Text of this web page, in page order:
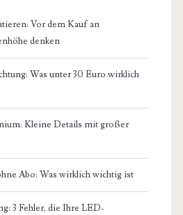
Vor dem Kauf an
denken
Was unter 30 Euro wirklich
Kleine Details mit großer
Abo: Was wirklich wichtig ist
3 Fehler, die Ihre LED-